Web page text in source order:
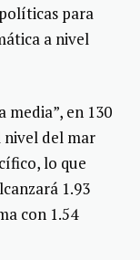
para
a nivel
media”, en 130
nivel del mar
lo que
1.93
con 1.54